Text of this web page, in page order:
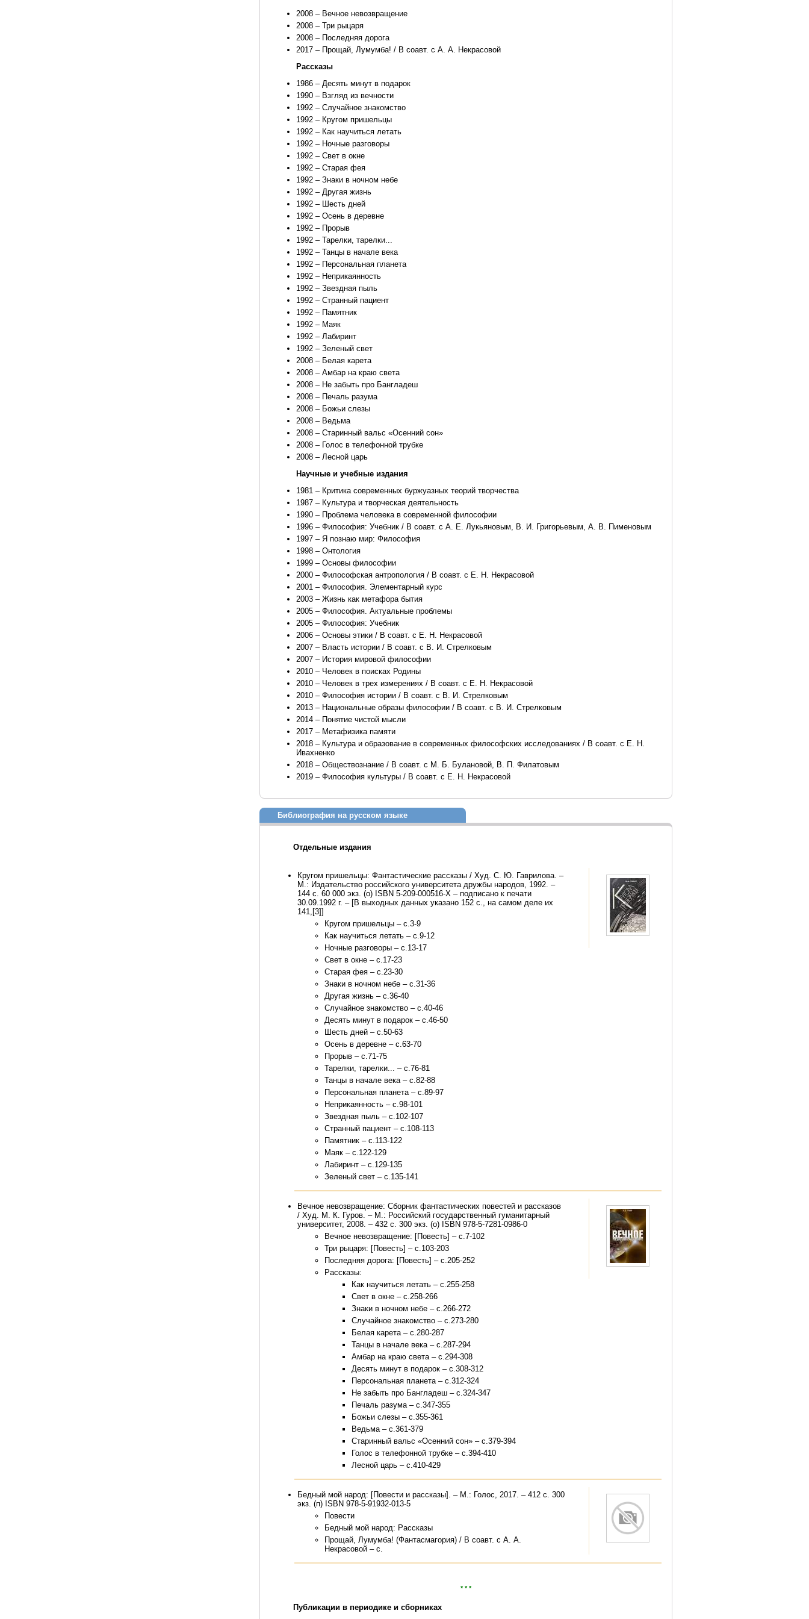
2008 – Вечное невозвращение
2008 – Три рыцаря
2008 – Последняя дорога
2017 – Прощай, Лумумба! / В соавт. с А. А. Некрасовой
Рассказы
1986 – Десять минут в подарок
1990 – Взгляд из вечности
1992 – Случайное знакомство
1992 – Кругом пришельцы
1992 – Как научиться летать
1992 – Ночные разговоры
1992 – Свет в окне
1992 – Старая фея
1992 – Знаки в ночном небе
1992 – Другая жизнь
1992 – Шесть дней
1992 – Осень в деревне
1992 – Прорыв
1992 – Тарелки, тарелки...
1992 – Танцы в начале века
1992 – Персональная планета
1992 – Неприкаянность
1992 – Звездная пыль
1992 – Странный пациент
1992 – Памятник
1992 – Маяк
1992 – Лабиринт
1992 – Зеленый свет
2008 – Белая карета
2008 – Амбар на краю света
2008 – Не забыть про Бангладеш
2008 – Печаль разума
2008 – Божьи слезы
2008 – Ведьма
2008 – Старинный вальс «Осенний сон»
2008 – Голос в телефонной трубке
2008 – Лесной царь
Научные и учебные издания
1981 – Критика современных буржуазных теорий творчества
1987 – Культура и творческая деятельность
1990 – Проблема человека в современной философии
1996 – Философия: Учебник / В соавт. с А. Е. Лукьяновым, В. И. Григорьевым, А. В. Пименовым
1997 – Я познаю мир: Философия
1998 – Онтология
1999 – Основы философии
2000 – Философская антропология / В соавт. с Е. Н. Некрасовой
2001 – Философия. Элементарный курс
2003 – Жизнь как метафора бытия
2005 – Философия. Актуальные проблемы
2005 – Философия: Учебник
2006 – Основы этики / В соавт. с Е. Н. Некрасовой
2007 – Власть истории / В соавт. с В. И. Стрелковым
2007 – История мировой философии
2010 – Человек в поисках Родины
2010 – Человек в трех измерениях / В соавт. с Е. Н. Некрасовой
2010 – Философия истории / В соавт. с В. И. Стрелковым
2013 – Национальные образы философии / В соавт. с В. И. Стрелковым
2014 – Понятие чистой мысли
2017 – Метафизика памяти
2018 – Культура и образование в современных философских исследованиях / В соавт. с Е. Н.
Ивахненко
2018 – Обществознание / В соавт. с М. Б. Булановой, В. П. Филатовым
2019 – Философия культуры / В соавт. с Е. Н. Некрасовой
Библиография на русском языке
Отдельные издания
Кругом пришельцы: Фантастические рассказы / Худ. С. Ю. Гаврилова. –
М.: Издательство российского университета дружбы народов, 1992. –
144 с. 60 000 экз. (о) ISBN 5-209-000516-Х – подписано к печати
30.09.1992 г. – [В выходных данных указано 152 с., на самом деле их
141,[3]]
Кругом пришельцы – с.3-9
Как научиться летать – с.9-12
Ночные разговоры – с.13-17
Свет в окне – с.17-23
Старая фея – с.23-30
Знаки в ночном небе – с.31-36
Другая жизнь – с.36-40
Случайное знакомство – с.40-46
Десять минут в подарок – с.46-50
Шесть дней – с.50-63
Осень в деревне – с.63-70
Прорыв – с.71-75
Тарелки, тарелки... – с.76-81
Танцы в начале века – с.82-88
Персональная планета – с.89-97
Неприкаянность – с.98-101
Звездная пыль – с.102-107
Странный пациент – с.108-113
Памятник – с.113-122
Маяк – с.122-129
Лабиринт – с.129-135
Зеленый свет – с.135-141
Вечное невозвращение: Сборник фантастических повестей и рассказов
/ Худ. М. К. Гуров. – М.: Российский государственный гуманитарный
университет, 2008. – 432 с. 300 экз. (о) ISBN 978-5-7281-0986-0
Вечное невозвращение: [Повесть] – с.7-102
Три рыцаря: [Повесть] – с.103-203
Последняя дорога: [Повесть] – с.205-252
Рассказы:
Как научиться летать – с.255-258
Свет в окне – с.258-266
Знаки в ночном небе – с.266-272
Случайное знакомство – с.273-280
Белая карета – с.280-287
Танцы в начале века – с.287-294
Амбар на краю света – с.294-308
Десять минут в подарок – с.308-312
Персональная планета – с.312-324
Не забыть про Бангладеш – с.324-347
Печаль разума – с.347-355
Божьи слезы – с.355-361
Ведьма – с.361-379
Старинный вальс «Осенний сон» – с.379-394
Голос в телефонной трубке – с.394-410
Лесной царь – с.410-429
Бедный мой народ: [Повести и рассказы]. – М.: Голос, 2017. – 412 с. 300
экз. (п) ISBN 978-5-91932-013-5
Повести
Бедный мой народ: Рассказы
Прощай, Лумумба! (Фантасмагория) / В соавт. с А. А.
Некрасовой – с.
* * *
Публикации в периодике и сборниках